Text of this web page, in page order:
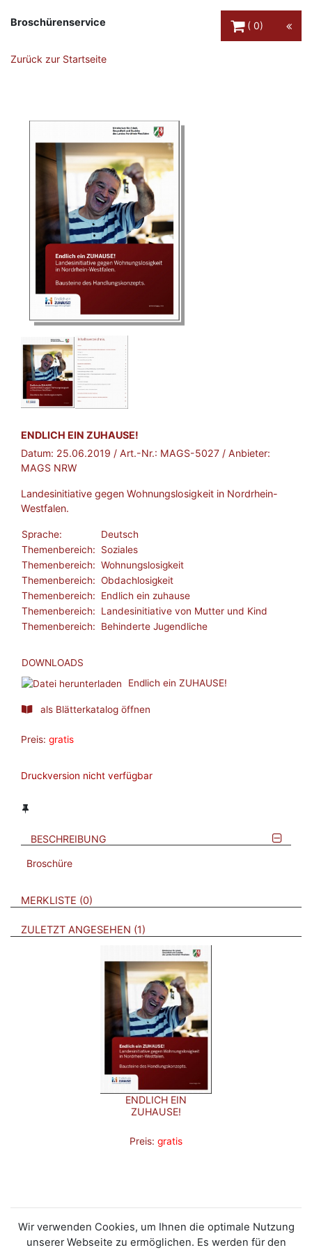
Broschürenservice
0
Zurück zur Startseite
BROSCHÜRE:
ENDLICH EIN ZUHAUSE!
Datum: 25.06.2019 / Art.-Nr.: MAGS-5027 / Anbieter:
MAGS NRW
Landesinitiative gegen Wohnungslosigkeit in Nordrhein-
Westfalen.
Sprache:
Deutsch
Themenbereich:
Soziales
Themenbereich: Wohnungslosigkeit
Themenbereich: Obdachlosigkeit
Themenbereich:
Endlich ein zuhause
Themenbereich:
Landesinitiative von Mutter und Kind
Themenbereich:
Behinderte Jugendliche
DOWNLOADS
Endlich ein ZUHAUSE!
als Blätterkatalog öffnen
Preis: gratis
Druckversion nicht verfügbar
BESCHREIBUNG
Broschüre
VERWEISE AUF VERMERKTE- ODER ZULETZT ANGESEHENE
MERKLISTE 0 BROSCHÜREN
ZULETZT ANGESEHEN 1 BROSCHÜREN
ENDLICH EIN
ZUHAUSE!
Preis: gratis
Wir verwenden Cookies, um Ihnen die optimale Nutzung
unserer Webseite zu ermöglichen. Es werden für den